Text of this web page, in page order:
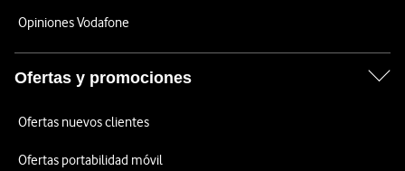
Opiniones Vodafone
Ofertas y promociones
Ofertas nuevos clientes
Ofertas portabilidad móvil